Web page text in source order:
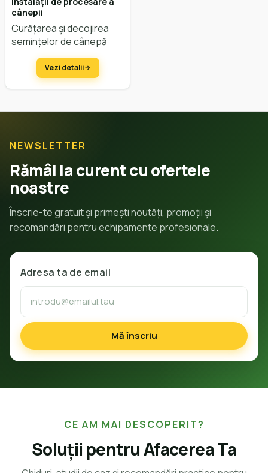
cânepii
Curățarea și decojirea
semințelor de cânepă
Vezi detalii
NEWSLETTER
Rămâi la curent cu ofertele
noastre
Înscrie-te gratuit și primești noutăți, promoții și
recomandări pentru echipamente profesionale.
Adresa ta de email
Mă înscriu
CE AM MAI DESCOPERIT?
Soluții pentru Afacerea Ta